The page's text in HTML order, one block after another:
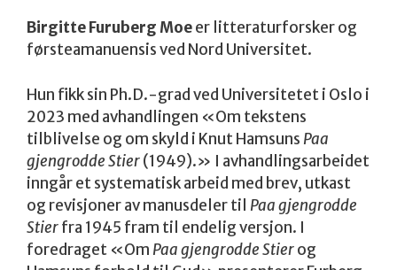
Birgitte Furuberg Moeer litteraturforsker og
førsteamanuensis ved Nord Universitet.
Hun fikk sin Ph.D.-grad ved Universitetet i Oslo i
2023 med avhandlingen «Om tekstens
tilblivelse og om skyld i Knut Hamsuns Paa
gjengrodde Stier(1949).» I avhandlingsarbeidet
inngår et systematisk arbeid med brev, utkast
og revisjoner av manusdeler til Paa gjengrodde
Stierfra 1945 fram til endelig versjon. I
foredraget «Om Paa gjengrodde Stierog